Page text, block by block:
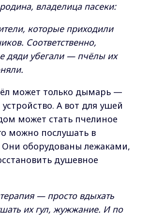
владелица пасеки:
которые приходили
Соответственно,
дяди убегали — пчёлы их
может только дымарь —
А вот для ушей
может стать пчелиное
можно послушать в
оборудованы лежаками,
душевное
— просто вдыхать
их гул, жужжание. И по